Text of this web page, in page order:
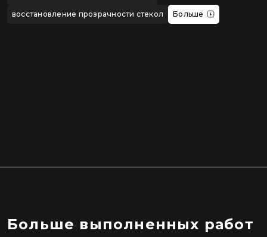
восстановление прозрачности стекол Больше
Больше выполненных работ